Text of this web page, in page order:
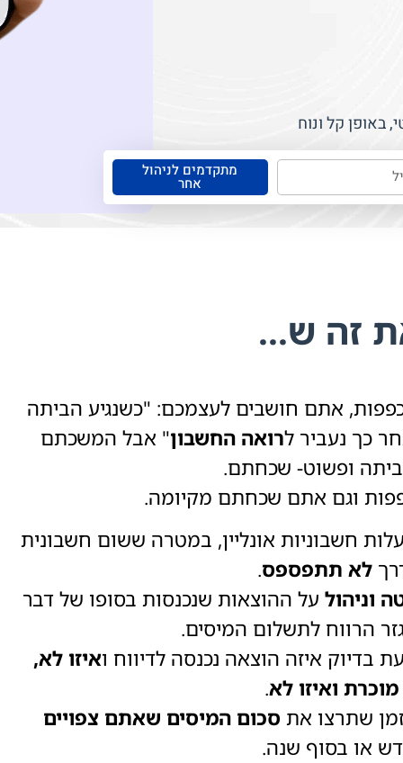
באופן קל ונוח
מתקדמים לניהול
אחר
זה ש...
אתם חושבים לעצמכם: "כשנגיע הביתה
כך נעביר לרואה החשבון" אבל המשכתם
ופשוט- שכחתם.
וגם אתם שכחתם מקיומה.
חשבוניות אונליין, במטרה ששום חשבונית
לא תתפספס.
וניהול על ההוצאות שנכנסות בסופו של דבר
הרווח לתשלום המיסים.
בדיוק איזה הוצאה נכנסה לדיווח ואיזו לא,
ואיזו לא.
שתרצו את סכום המיסים שאתם צפויים
או בסוף שנה.